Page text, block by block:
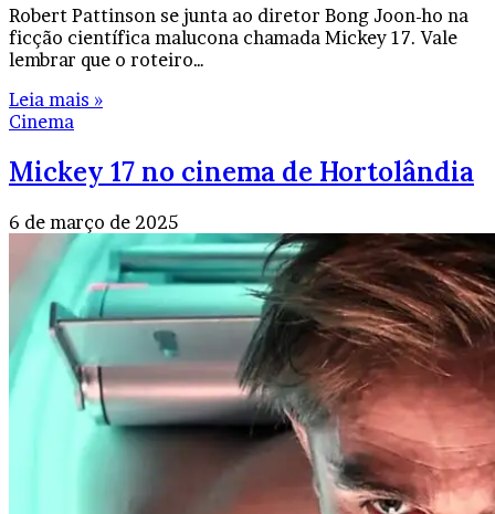
Robert Pattinson se junta ao diretor Bong Joon-ho na
ficção científica malucona chamada Mickey 17. Vale
lembrar que o roteiro…
Leia mais »
Cinema
Mickey 17 no cinema de Hortolândia
6 de março de 2025